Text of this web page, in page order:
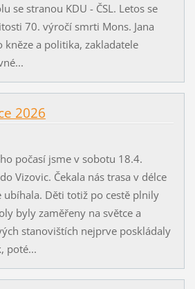
se stranou KDU - ČSL. Letos se
70. výročí smrti Mons. Jana
kněze a politika, zakladatele
2026
počasí jsme v sobotu 18.4.
Vizovic. Čekala nás trasa v délce
ubíhala. Děti totiž po cestě plnily
byly zaměřeny na světce a
stanovištích nejprve poskládaly
poté...